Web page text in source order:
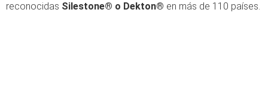
reconocidas Silestone® o Dekton® en más de 110 países.